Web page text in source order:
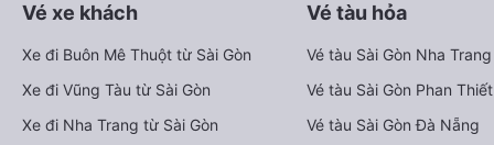
Vé xe khách
Xe đi Buôn Mê Thuột từ Sài Gòn
Xe đi Vũng Tàu từ Sài Gòn
Xe đi Nha Trang từ Sài Gòn
Vé tàu hỏa
Vé tàu Sài Gòn Nha Trang
Vé tàu Sài Gòn Phan Thiết
Vé tàu Sài Gòn Đà Nẵng